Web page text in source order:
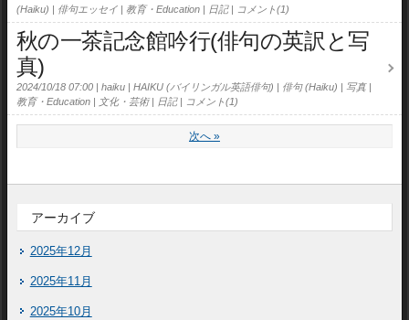
(Haiku) 俳句エッセイ 教育・Education 日記 コメント(1)
秋の一茶記念館吟行(俳句の英訳と写
真)
2024/10/18 07:00 haiku HAIKU (バイリンガル英語俳句) 俳句 (Haiku)
写真
教育・Education
文化・芸術 日記 コメント(1)
次へ »
アーカイブ
2025年12月
2025年11月
2025年10月